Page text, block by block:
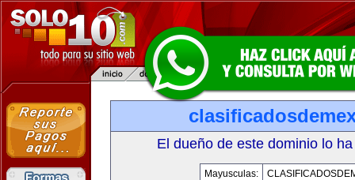
El dueño de este dominio lo
Mayusculas: